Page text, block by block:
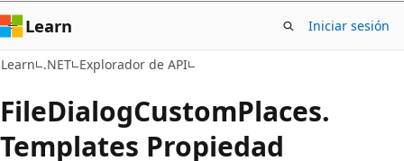
Learn Iniciar sesión
Learn .NET Explorador de API
FileDialogCustomPlaces.
Templates Propiedad